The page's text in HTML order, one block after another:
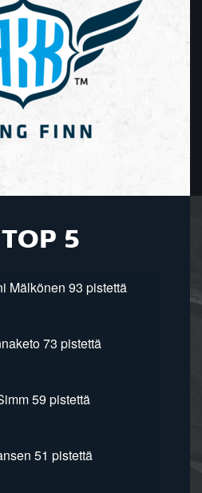
5
Mälkönen 93 pistettä
73 pistettä
59 pistettä
51 pistettä